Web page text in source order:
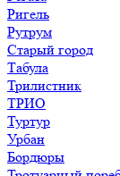
Ригель
Рутрум
Старый город
Табула
Трилистник
ТРИО
Туртур
Урбан
Бордюры